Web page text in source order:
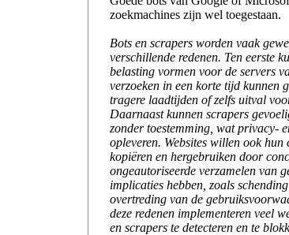
zoekmachines zijn wel toegestaan.
Bots en scrapers worden vaak
verschillende redenen. Ten eerste
belasting vormen voor de servers
verzoeken in een korte tijd kunnen
tragere laadtijden of zelfs uitval
Daarnaast kunnen scrapers
zonder toestemming, wat privacy-
opleveren. Websites willen ook hun
kopiëren en hergebruiken door
ongeautoriseerde verzamelen van
implicaties hebben, zoals
overtreding van de
deze redenen implementeren veel
en scrapers te detecteren en te